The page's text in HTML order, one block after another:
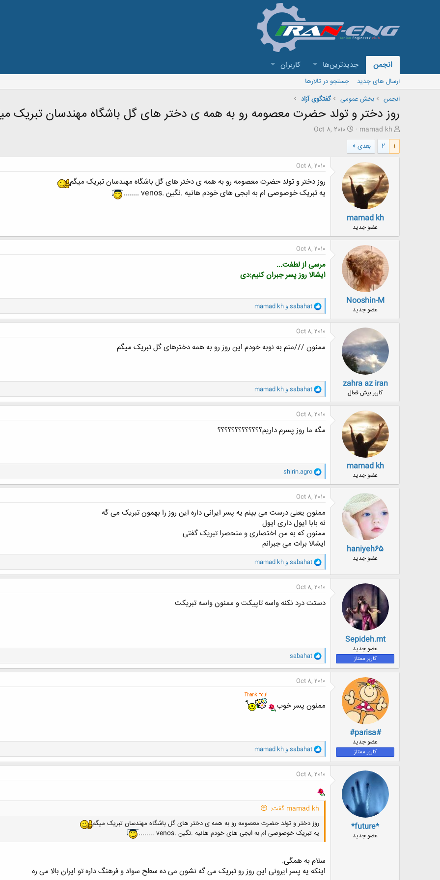
انجمن جدیدترین‌ها کاربران
ارسال های جدید
جستجو در تالارها
انجمن
بخش عمومی گفتگوی آزاد
روز دختر و تولد حضرت معصومه رو به همه ی دختر های گل باشگاه مهندسان تبریک
ش
ر
ع
و
mamad kh
ت
ش
ر
و
ع
Oct 8, 2010
1
2 بعدی
mamad kh
عضو جدید
Oct 8, 2010
روز دختر و تولد حضرت معصومه رو به همه ی دختر های گل باشگاه مهندسان تبریک میگم
یه تبریک خوصوصی ام به ابجی های خودم هانیه .نگین .venos ........
Nooshin-M
عضو جدید
Oct 8, 2010
مرسی از لطفت...
ایشالا روز پسر جبران کنیم:دی
و
ا
ک
ش
ه
ا
sabahat وmamad kh
zahra az iran
کاربر بیش فعال
Oct 8, 2010
ممنون ///منم به نوبه خودم این روز رو به همه دخترهای گل تبریک میگم
و
ا
ک
ش
ه
ا
sabahat و mamad kh
mamad kh
عضو جدید
Oct 8, 2010
مگه ما روز پسرم داریم؟؟؟؟؟؟؟؟؟؟؟؟؟
و
ا
ک
ش
ه
ا
:
shirin.agro
haniyeh65
عضو جدید
Oct 8, 2010
ممنون یعنی درست می بینم یه پسر ایرانی داره این روز را بهمون تبریک می گه
نه بابا ایول داری ایول
ممنون که به من اختصاری و منحصرا تبریک گفتی
ایشالا برات می جبرانم
و
ا
ک
ش
ه
ا
sabahat وmamad kh
Sepideh.mt
عضو جدید
کاربر ممتاز
Oct 8, 2010
دستت درد نکنه واسه تاپیکت و ممنون واسه تبریکت
و
ا
ک
ش
:
sabahat
#parisa#
عضو جدید
کاربر ممتاز
Oct 8, 2010
ممنون پسر خوب
و
ا
ک
ش
:
sabahat وmamad kh
*future*
عضو جدید
Oct 8, 2010
mamad kh گفت:
روز دختر و تولد حضرت معصومه رو به همه ی دختر های گل باشگاه مهندسان تبریک میگم
یه تبریک خوصوصی ام به ابجی های خودم هانیه .نگین .venos ........
سلام به همگی.
اینکه یه پسر ایرونی این روز رو تبریک می گه نشون می ده سطح سواد و فرهنگ داره تو ایران بالا می ره